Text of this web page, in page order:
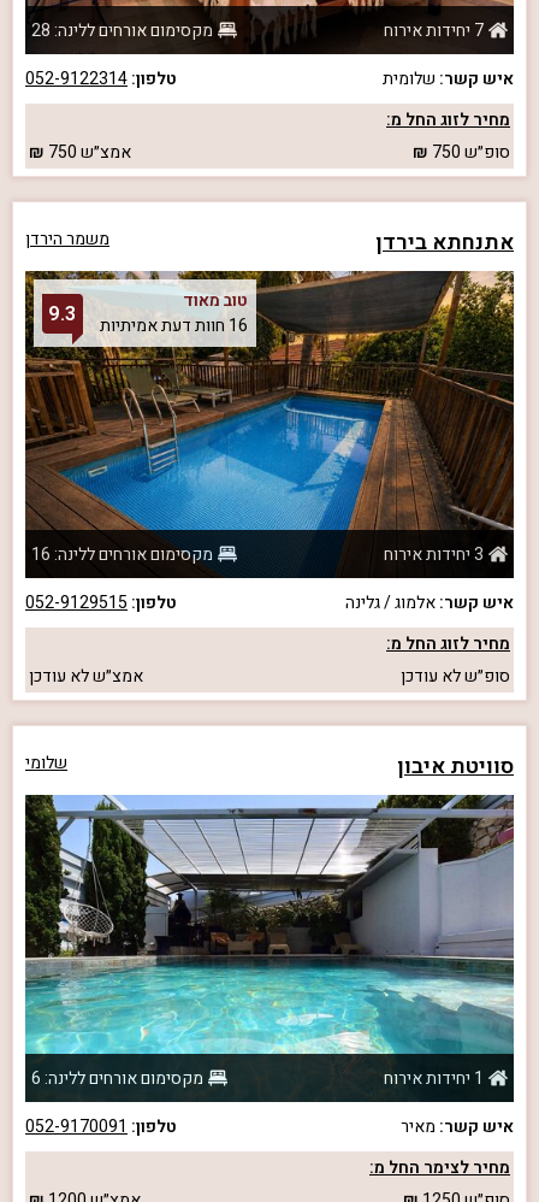
7 יחידות אירוח
מקסימום אורחים ללינה: 28
איש קשר: שלומית טלפון:052-9122314
מחיר לזוג החל מ:
סופ״ש750 אמצ״ש750
אתנחתא בירדן משמר הירדן
טוב מאוד
16 חוות דעת אמיתיות
9.3
3 יחידות אירוח
מקסימום אורחים ללינה: 16
איש קשר:אלמוג / גלינה טלפון: 052-9129515
מחיר לזוג החל מ:
סופ״שלא עודכן אמצ״שלא עודכן
סוויטת איבון שלומי
1 יחידות אירוח
מקסימום אורחים ללינה: 6
איש קשר: מאיר טלפון: 052-9170091
מחיר לצימר החל מ: